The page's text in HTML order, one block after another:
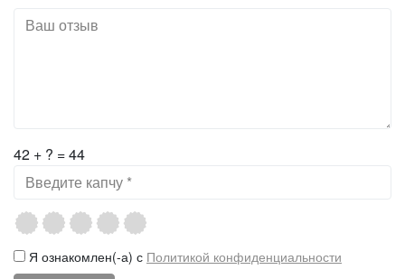
42 + ? = 44
Я ознакомлен(-а) с Политикой конфиденциальности